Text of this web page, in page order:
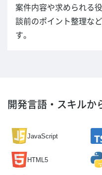
案件内容や求められる
談前のポイント整理な
す。
開発言語・スキルか
JavaScript
HTML5